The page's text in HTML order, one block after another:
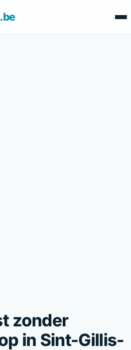
.be
zonder
in Sint-Gillis-